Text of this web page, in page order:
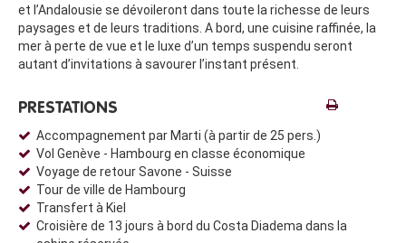
et l’Andalousie se dévoileront dans toute la richesse de leurs
paysages et de leurs traditions. A bord, une cuisine raffinée, la
mer à perte de vue et le luxe d’un temps suspendu seront
autant d’invitations à savourer l’instant présent.
PRESTATIONS
Accompagnement par Marti (à partir de 25 pers.)
Vol Genève - Hambourg en classe économique
Voyage de retour Savone - Suisse
Tour de ville de Hambourg
Transfert à Kiel
Croisière de 13 jours à bord du Costa Diadema dans la